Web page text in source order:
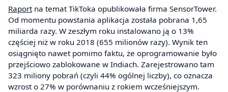
Raport na temat TikToka opublikowała firma SensorTower.
Od momentu powstania aplikacja została pobrana 1,65
miliarda razy. W zeszłym roku instalowano ją o 13%
częściej niż w roku 2018 (655 milionów razy). Wynik ten
osiągnięto nawet pomimo faktu, że oprogramowanie było
przejściowo zablokowane w Indiach. Zarejestrowano tam
323 miliony pobrań (czyli 44% ogólnej liczby), co oznacza
wzrost o 27% w porównaniu z rokiem wcześniejszym.